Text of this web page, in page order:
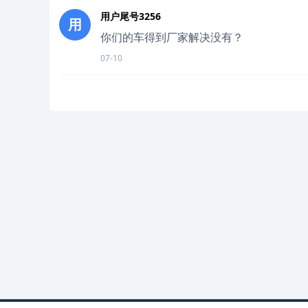
用 用户尾号3256
你们的车得到厂家解决没有？
07-10